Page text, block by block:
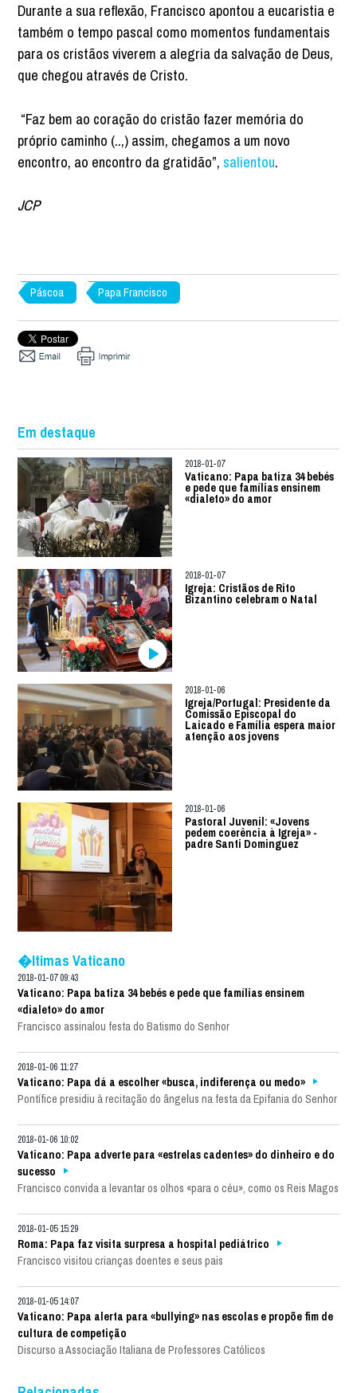
Durante a sua reflexão, Francisco apontou a eucaristia e
também o tempo pascal como momentos fundamentais
para os cristãos viverem a alegria da salvação de Deus,
que chegou através de Cristo.
“Faz bem ao coração do cristão fazer memória do
próprio caminho (..,) assim, chegamos a um novo
encontro, ao encontro da gratidão”, salientou.
JCP
Páscoa Papa Francisco
Em destaque
2018-01-07
Vaticano: Papa batiza 34 bebés
e pede que famílias ensinem
«dialeto» do amor
2018-01-07
Igreja: Cristãos de Rito
Bizantino celebram o Natal
2018-01-06
Igreja/Portugal: Presidente da
Comissão Episcopal do
Laicado e Família espera maior
atenção aos jovens
2018-01-06
Pastoral Juvenil: «Jovens
pedem coerência à Igreja» -
padre Santi Dominguez
�ltimas Vaticano
2018-01-07 09:43
Vaticano: Papa batiza 34 bebés e pede que famílias ensinem
«dialeto» do amor
Francisco assinalou festa do Batismo do Senhor
2018-01-06 11:27
Vaticano: Papa dá a escolher «busca, indiferença ou medo»
Pontífice presidiu à recitação do ângelus na festa da Epifania do Senhor
2018-01-06 10:02
Vaticano: Papa adverte para «estrelas cadentes» do dinheiro e do
sucesso
Francisco convida a levantar os olhos «para o céu», como os Reis Magos
2018-01-05 15:29
Roma: Papa faz visita surpresa a hospital pediátrico
Francisco visitou crianças doentes e seus pais
2018-01-05 14:07
Vaticano: Papa alerta para «bullying» nas escolas e propõe fim de
cultura de competição
Discurso a Associação Italiana de Professores Católicos